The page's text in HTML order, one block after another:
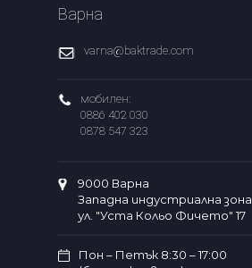
Варна
varna@baktrade.com
мобилен:
0886 402 030
0878 547 323
9000 Варна
Западна индустриална зона
ул. "Уста Кольо Фичето" 17
Пон – Петък 8:30 – 17:00